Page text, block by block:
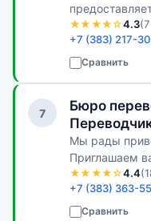
★★★★☆4.3(7
+7 (383) 217-
Сравнить
7
Бюро
Мы рады
Приглашаем
сделать все,
★★★★☆4.4
+7 (383) 363-
Сравнить